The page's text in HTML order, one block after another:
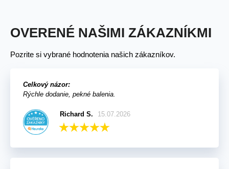
OVERENÉ NAŠIMI ZÁKAZNÍKMI
Pozrite si vybrané hodnotenia našich zákazníkov.
Celkový názor:
Rýchle dodanie, pekné balenia.
Richard S. 15.07.2026